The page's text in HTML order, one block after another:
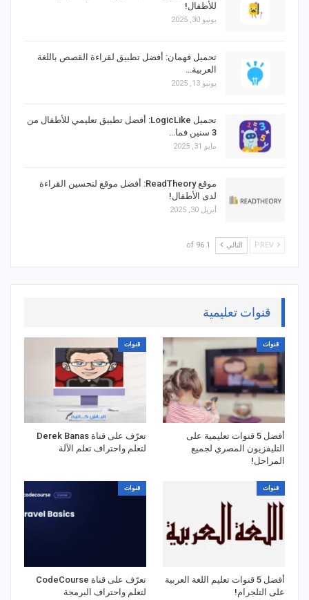
للأطفال!
يونيو 30, 2025
تحميل فهمان: أفضل تطبيق لقراءة القصص باللغة
العربية…
يونيو 13, 2025
تحميل LogicLike: أفضل تطبيق تعليمي للأطفال من
3 سنين فما…
مايو 31, 2025
موقع ReadTheory: أفضل موقع لتحسين القراءة
لدى الأطفال!
أبريل 30, 2025
التالي 1 of 96
قنوات تعليمية
قنوات
أفضل 5 قنوات تعليمية على
التليفزيون المصري لجميع
المراحل!
قنوات
تعرّف على قناة Derek Banas
لتعلم واحتراف تعلم الآلة
قنوات
أفضل 5 قنوات تعليم اللغة العربية
على التلجرام!
قنوات
تعرّف على قناة CodeCourse
لتعلم واحتراف البرمجة